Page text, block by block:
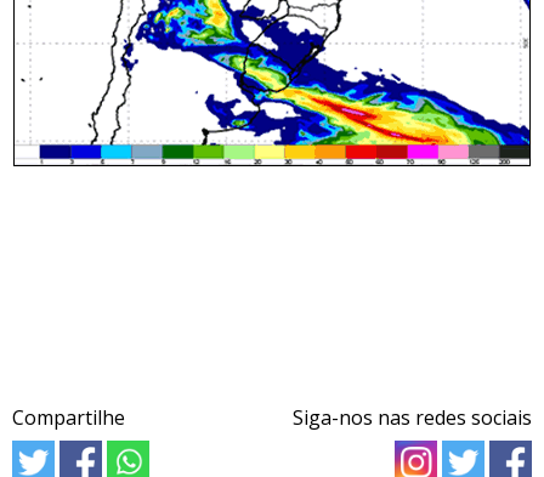
Compartilhe Siga-nos nas redes sociais